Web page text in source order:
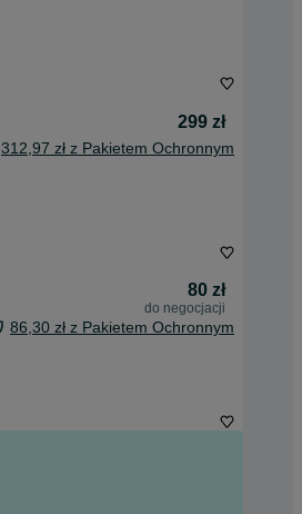
299 zł
312,97 zł z Pakietem Ochronnym
80 zł
do negocjacji
86,30 zł z Pakietem Ochronnym